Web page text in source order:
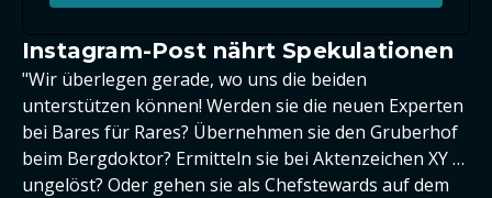
Instagram-Post nährt Spekulationen
"Wir überlegen gerade, wo uns die beiden
unterstützen können! Werden sie die neuen Experten
bei Bares für Rares? Übernehmen sie den Gruberhof
beim Bergdoktor? Ermitteln sie bei Aktenzeichen XY …
ungelöst? Oder gehen sie als Chefstewards auf dem